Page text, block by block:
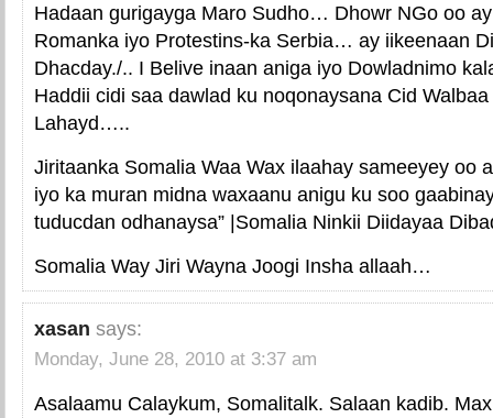
Hadaan gurigayga Maro Sudho… Dhowr NGo oo
Romanka iyo Protestins-ka Serbia… ay iikeenaan
Dhacday./.. I Belive inaan aniga iyo Dowladnimo
Haddii cidi saa dawlad ku noqonaysana Cid
Lahayd…..
Jiritaanka Somalia Waa Wax ilaahay sameeyey oo
iyo ka muran midna waxaanu anigu ku soo
tuducdan odhanaysa” |Somalia Ninkii Diidayaa
Somalia Way Jiri Wayna Joogi Insha allaah…
xasan says:
Monday, June 28, 2010 at 3:37 am
Asalaamu Calaykum, Somalitalk. Salaan kadib.